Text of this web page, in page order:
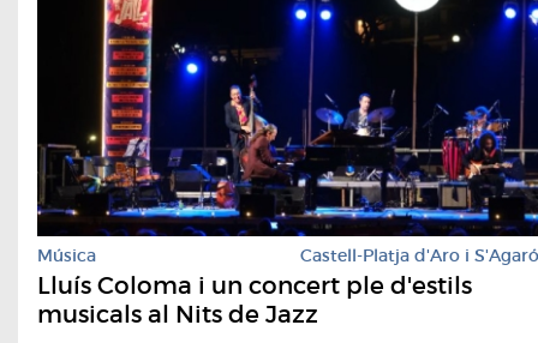
Música Castell-Platja d'Aro i S'Agaró
Lluís Coloma i un concert ple d'estils
musicals al Nits de Jazz